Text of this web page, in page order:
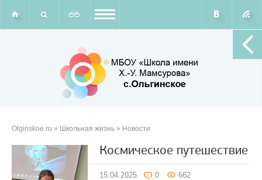
Olginskoe.ru » Школьная жизнь » Новости
Космическое путешествие
15.04.2025 0 662